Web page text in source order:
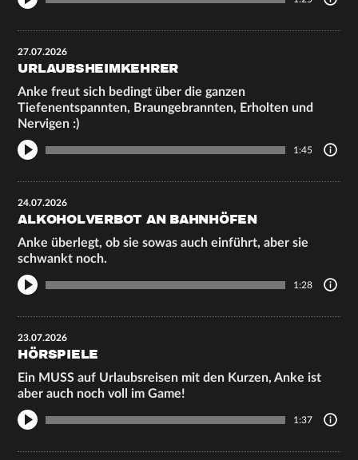
27.07.2026
URLAUBSHEIMKEHRER
Anke freut sich bedingt über die ganzen
Tiefenentspannten, Braungebrannten, Erholten und
Nervigen :)
1:45
24.07.2026
ALKOHOLVERBOT AN BAHNHÖFEN
Anke überlegt, ob sie sowas auch einführt, aber sie
schwankt noch.
1:28
23.07.2026
HÖRSPIELE
Ein MUSS auf Urlaubsreisen mit den Kurzen, Anke ist
aber auch noch voll im Game!
1:37